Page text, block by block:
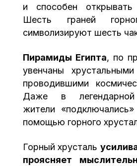
и способен открывать
Шесть граней
символизируют шесть
Пирамиды Египта, по
увенчаны
проводившими
Даже в
жители
помощью горного
Горный хрусталь
проясняет